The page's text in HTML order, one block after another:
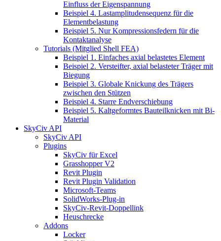
Einfluss der Eigenspannung
Beispiel 4. Lastamplitudensequenz für die
Elementbelastung
Beispiel 5. Nur Kompressionsfedern für die
Kontaktanalyse
Tutorials (Mitglied Shell FEA)
Beispiel 1. Einfaches axial belastetes Element
Beispiel 2. Versteifter, axial belasteter Träger mit
Biegung
Beispiel 3. Globale Knickung des Trägers
zwischen den Stützen
Beispiel 4. Starre Endverschiebung
Beispiel 5. Kaltgeformtes Bauteilknicken mit Bi-
Material
SkyCiv API
SkyCiv API
Plugins
SkyCiv für Excel
Grasshopper V2
Revit Plugin
Revit Plugin Validation
Microsoft-Teams
SolidWorks-Plug-in
SkyCiv-Revit-Doppellink
Heuschrecke
Addons
Locker